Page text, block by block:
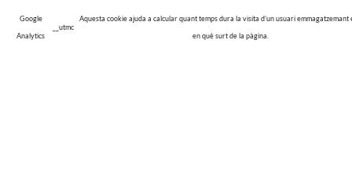
Google
Analytics
__utmc
Aquesta cookie ajuda a calcular quant temps dura la visita d’un usuari emmagatzemant
en què surt de la pàgina.